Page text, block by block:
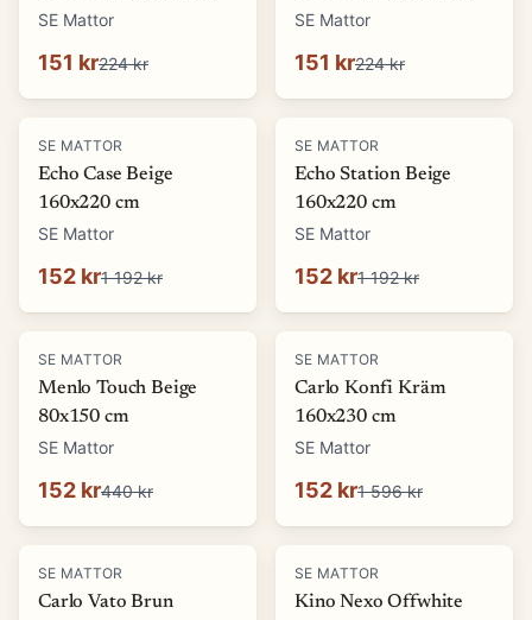
SE Mattor
151 kr224 kr
SE Mattor
151 kr224 kr
-87%
SE MATTOR
Echo Case Beige
160x220 cm
SE Mattor
152 kr1 192 kr
-87%
SE MATTOR
Echo Station Beige
160x220 cm
SE Mattor
152 kr1 192 kr
-65%
SE MATTOR
Menlo Touch Beige
80x150 cm
SE Mattor
152 kr440 kr
-90%
SE MATTOR
Carlo Konfi Kräm
160x230 cm
SE Mattor
152 kr1 596 kr
-90%
SE MATTOR
Carlo Vato Brun
-76%
SE MATTOR
Kino Nexo Offwhite